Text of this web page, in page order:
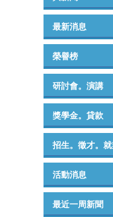
最新消息
榮譽榜
研討會。演講
獎學金。貸款
招生。徵才。
活動消息
最近一周新聞